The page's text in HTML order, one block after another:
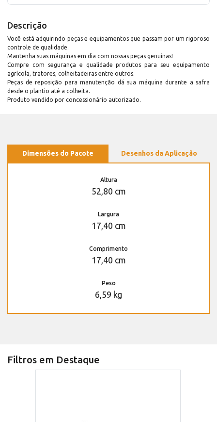
Descrição
Você está adquirindo peças e equipamentos que passam por um rigoroso
controle de qualidade.
Mantenha suas máquinas em dia com nossas peças genuínas!
Compre com segurança e qualidade produtos para seu equipamento
agrícola, tratores, colheitadeiras entre outros.
Peças de reposição para manutenção dá sua máquina durante a safra
desde o plantio até a colheita.
Produto vendido por concessionário autorizado.
Dimensões do Pacote Desenhos da Aplicação
Altura
52,80 cm
Largura
17,40 cm
Comprimento
17,40 cm
Peso
6,59 kg
Filtros em Destaque